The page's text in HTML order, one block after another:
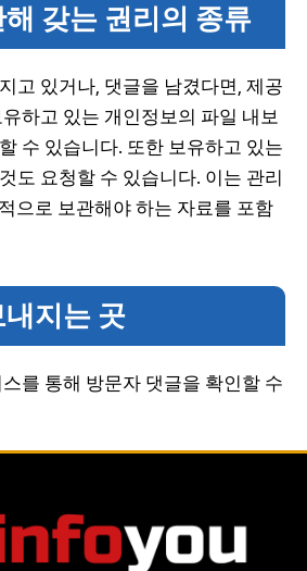
갖는 권리의 종류
고 있거나, 댓글을 남겼다면, 제공
하고 있는 개인정보의 파일 내보
수 있습니다. 또한 보유하고 있는
도 요청할 수 있습니다. 이는 관리
으로 보관해야 하는 자료를 포함
지는 곳
를 통해 방문자 댓글을 확인할 수